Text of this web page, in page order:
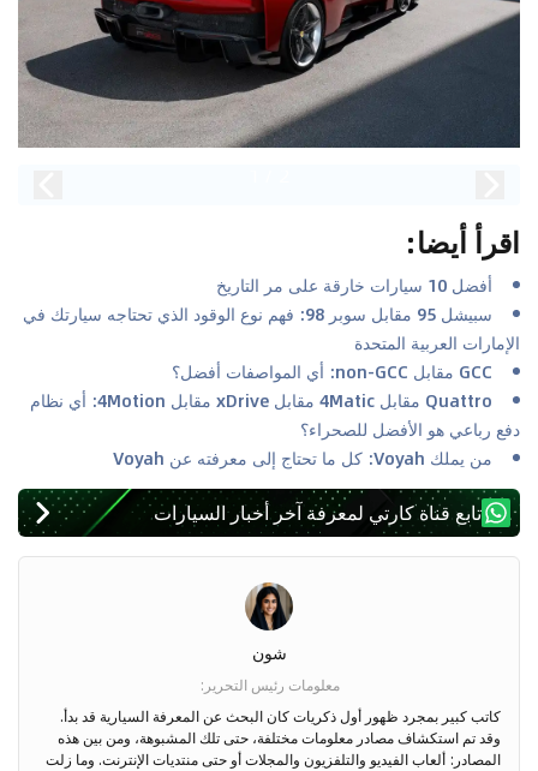
اقرأ أيضا:
أفضل 10 سيارات خارقة على مر التاريخ
سبيشل 95 مقابل سوبر 98: فهم نوع الوقود الذي تحتاجه سيارتك في
الإمارات العربية المتحدة
GCC مقابل non-GCC: أي المواصفات أفضل؟
Quattro مقابل 4Matic مقابل xDrive مقابل 4Motion: أي نظام
دفع رباعي هو الأفضل للصحراء؟
من يملك Voyah: كل ما تحتاج إلى معرفته عن Voyah
تابع قناة كارتي لمعرفة آخر أخبار السيارات
شون
معلومات رئيس التحرير :
كاتب كبير بمجرد ظهور أول ذكريات كان البحث عن المعرفة السيارية قد بدأ.
وقد تم استكشاف مصادر معلومات مختلفة، حتى تلك المشبوهة، ومن بين هذه
المصادر: ألعاب الفيديو والتلفزيون والمجلات أو حتى منتديات الإنترنت. وما زلت